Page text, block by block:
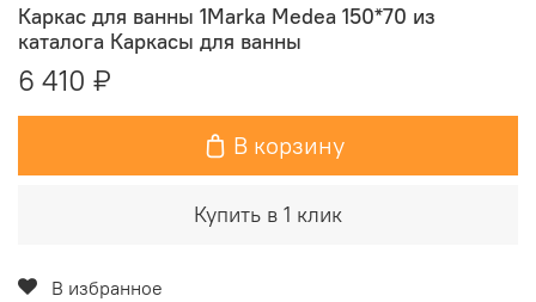
Каркас для ванны 1Marka Medea 150*70 из
каталога Каркасы для ванны
6 410 ₽
В корзину
Купить в 1 клик
В избранное